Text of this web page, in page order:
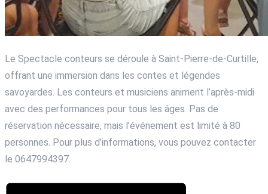
Le Spectacle conteurs se déroule à Saint-Pierre-de-Curtille,
offrant une immersion dans les contes et légendes
savoyardes. Les conteurs et musiciens animent l’après-midi
avec des performances pour tous les âges. Pas de
réservation nécessaire, mais l’événement est limité à 80
personnes. Pour plus d’informations, vous pouvez contacter
le 0647994397.